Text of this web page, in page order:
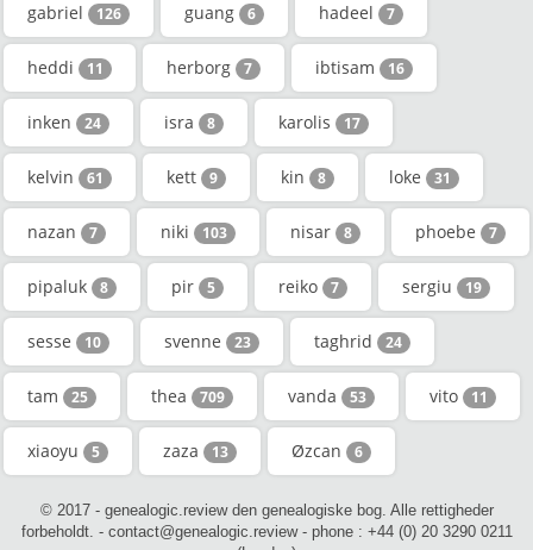
gabriel 126 guang 6 hadeel 7
heddi 11 herborg 7 ibtisam 16
inken 24 isra 8 karolis 17
kelvin 61 kett 9 kin 8 loke 31
nazan 7 niki 103 nisar 8 phoebe 7
pipaluk 8 pir 5 reiko 7 sergiu 19
sesse 10 svenne 23 taghrid 24
tam 25 thea 709 vanda 53 vito 11
xiaoyu 5 zaza 13 Øzcan 6
© 2017 - genealogic.review den genealogiske bog. Alle rettigheder
forbeholdt. - contact@genealogic.review - phone : +44 (0) 20 3290 0211